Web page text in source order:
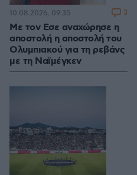
Με τον Εσε αναχώρησε η
αποστολή η αποστολή του
Ολυμπιακού για τη ρεβάνς
με τη Ναϊμέγκεν
10.08.2026, 09:35 3